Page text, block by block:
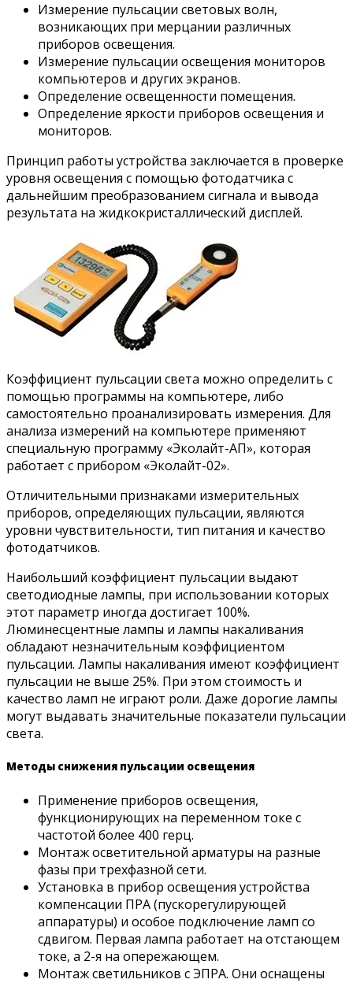
Измерение пульсации световых волн,
возникающих при мерцании различных
приборов освещения.
Измерение пульсации освещения мониторов
компьютеров и других экранов.
Определение освещенности помещения.
Определение яркости приборов освещения и
мониторов.
Принцип работы устройства заключается в проверке
уровня освещения с помощью фотодатчика с
дальнейшим преобразованием сигнала и вывода
результата на жидкокристаллический дисплей.
Коэффициент пульсации света можно определить с
помощью программы на компьютере, либо
самостоятельно проанализировать измерения. Для
анализа измерений на компьютере применяют
специальную программу «Эколайт-АП», которая
работает с прибором «Эколайт-02».
Отличительными признаками измерительных
приборов, определяющих пульсации, являются
уровни чувствительности, тип питания и качество
фотодатчиков.
Наибольший коэффициент пульсации выдают
светодиодные лампы, при использовании которых
этот параметр иногда достигает 100%.
Люминесцентные лампы и лампы накаливания
обладают незначительным коэффициентом
пульсации. Лампы накаливания имеют коэффициент
пульсации не выше 25%. При этом стоимость и
качество ламп не играют роли. Даже дорогие лампы
могут выдавать значительные показатели пульсации
света.
Методы снижения пульсации освещения
Применение приборов освещения,
функционирующих на переменном токе с
частотой более 400 герц.
Монтаж осветительной арматуры на разные
фазы при трехфазной сети.
Установка в прибор освещения устройства
компенсации ПРА (пускорегулирующей
аппаратуры) и особое подключение ламп со
сдвигом. Первая лампа работает на отстающем
токе, а 2-я на опережающем.
Монтаж светильников с ЭПРА. Они оснащены